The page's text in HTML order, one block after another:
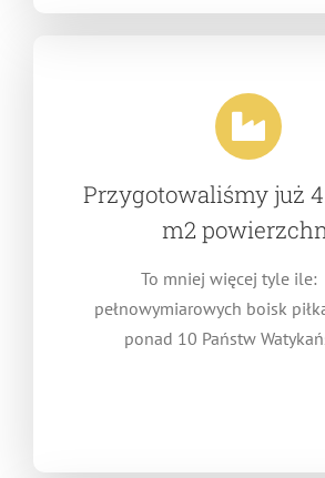
Przygotowaliśmy już
m2
To mniej więcej tyle
pełnowymiarowych boisk
ponad 10 Państw